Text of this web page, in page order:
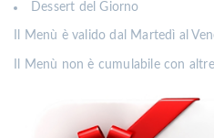
Dessert del Giorno
Il Menù è valido dal Martedì al
Il Menù non è cumulabile con